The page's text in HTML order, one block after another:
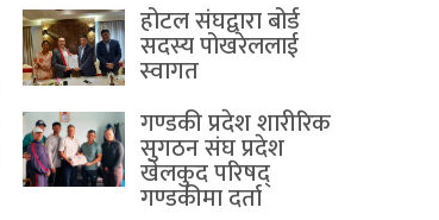
होटल संघद्वारा बोर्ड
सदस्य पोखरेललाई
स्वागत
गण्डकी प्रदेश शारीरिक
सुगठन संघ प्रदेश
खेलकुद परिषद्
गण्डकीमा दर्ता